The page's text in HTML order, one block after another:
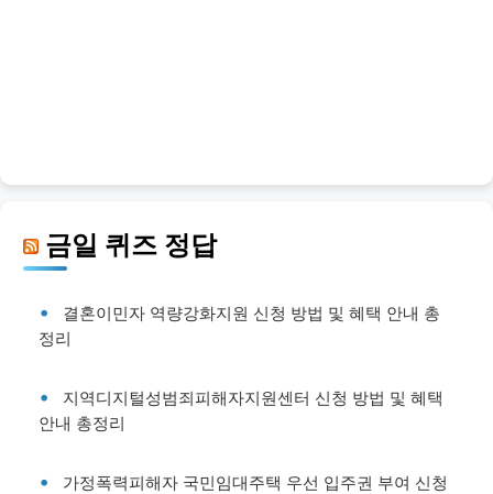
금일 퀴즈 정답
결혼이민자 역량강화지원 신청 방법 및 혜택 안내 총
정리
지역디지털성범죄피해자지원센터 신청 방법 및 혜택
안내 총정리
가정폭력피해자 국민임대주택 우선 입주권 부여 신청